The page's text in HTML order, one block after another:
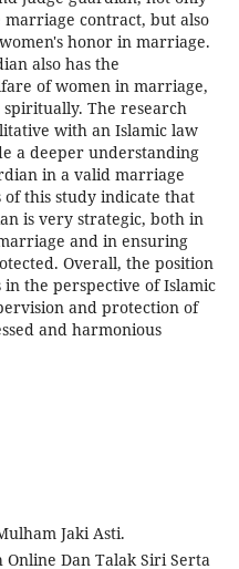
contract, but also
honor in marriage.
also has the
of women in marriage,
spiritually. The research
with an Islamic law
a deeper understanding
in a valid marriage
this study indicate that
is very strategic, both in
and in ensuring
Overall, the position
the perspective of Islamic
and protection of
and harmonious
Jaki Asti.
Dan Talak Siri Serta